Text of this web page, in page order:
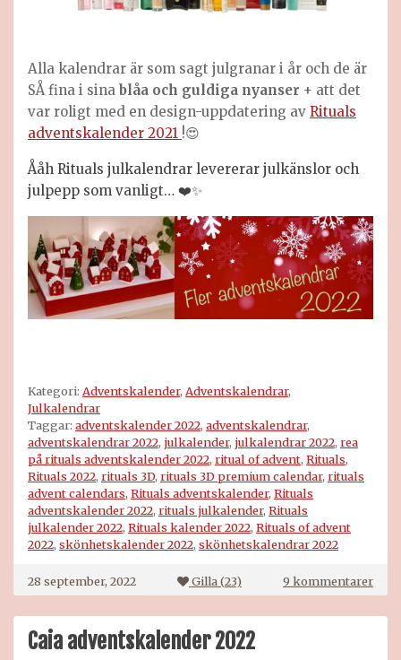
Alla kalendrar är som sagt julgranar i år och de är
SÅ fina i sina blåa och guldiga nyanser + att det
var roligt med en design-uppdatering av Rituals
adventskalender 2021 !😍
Ååh Rituals julkalendrar levererar julkänslor och
julpepp som vanligt… ❤️✨
Kategori: Adventskalender, Adventskalendrar,
Julkalendrar
Taggar: adventskalender 2022, adventskalendrar,
adventskalendrar 2022, julkalender, julkalendrar 2022, rea
på rituals adventskalender 2022, ritual of advent, Rituals,
Rituals 2022, rituals 3D, rituals 3D premium calendar, rituals
advent calendars, Rituals adventskalender, Rituals
adventskalender 2022, rituals julkalender, Rituals
julkalender 2022, Rituals kalender 2022, Rituals of advent
2022, skönhetskalender 2022, skönhetskalendrar 2022
28 september, 2022 Gilla (23) 9 kommentarertill
Caia adventskalender 2022